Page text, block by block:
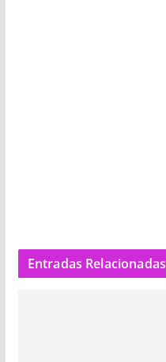
Entradas Relacionadas